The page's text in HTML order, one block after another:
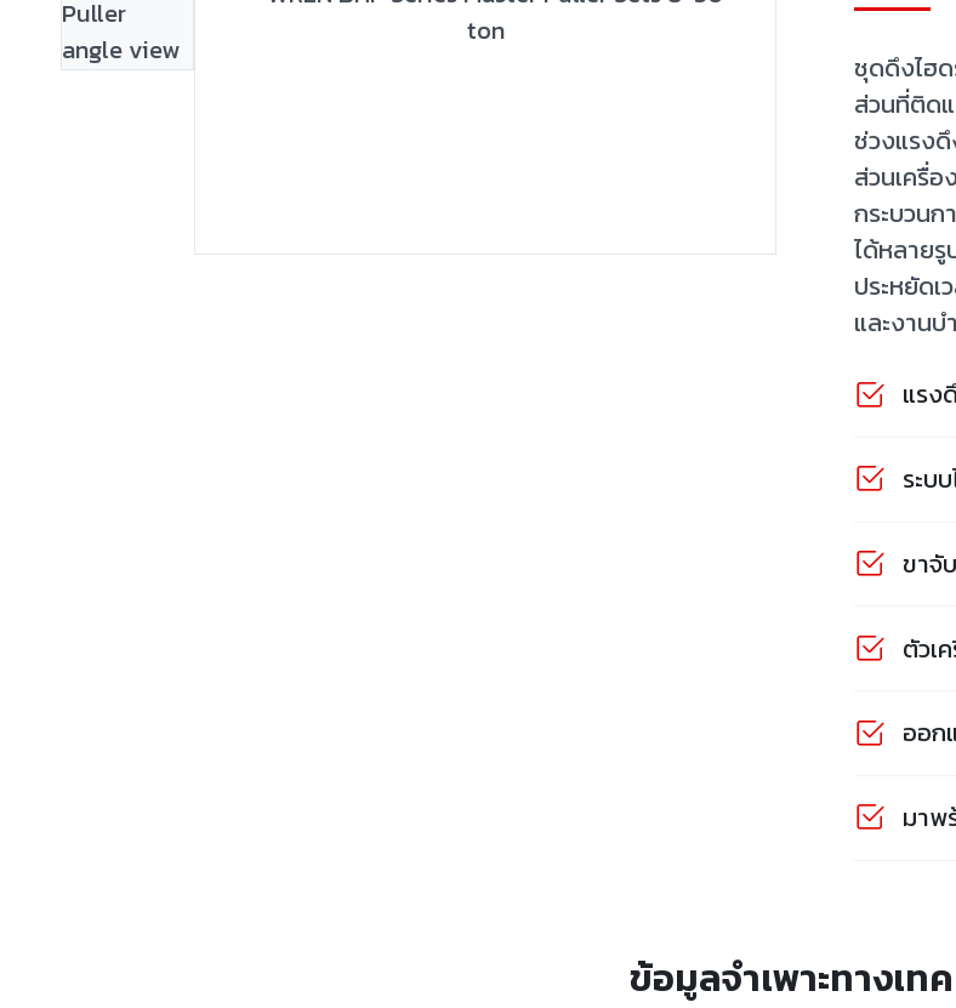
ชุดดึงไฮ
ส่วนที่ติด
ช่วงแรง
ส่วนเครื่
กระบวน
ได้หลาย
ประหยัดเ
และงาน
แรง
ระบ
ขาจั
ตัวเ
ออก
มาพ
ข้อมูลจำเพาะทางเท